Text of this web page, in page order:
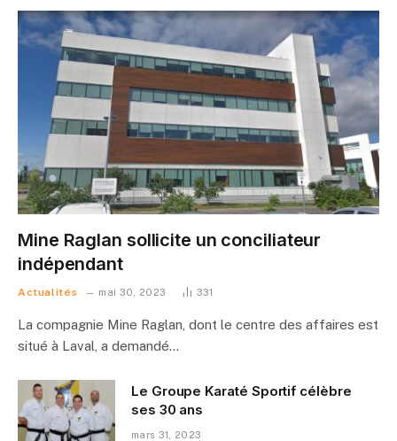
Mine Raglan sollicite un conciliateur
indépendant
Actualités mai 30, 2023 331
La compagnie Mine Raglan, dont le centre des affaires est
situé à Laval, a demandé…
Le Groupe Karaté Sportif célèbre
ses 30 ans
mars 31, 2023